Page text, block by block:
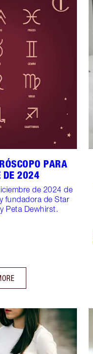
PARA
DE 2024
de 2024 de
fundadora de Star
Peta Dewhirst.